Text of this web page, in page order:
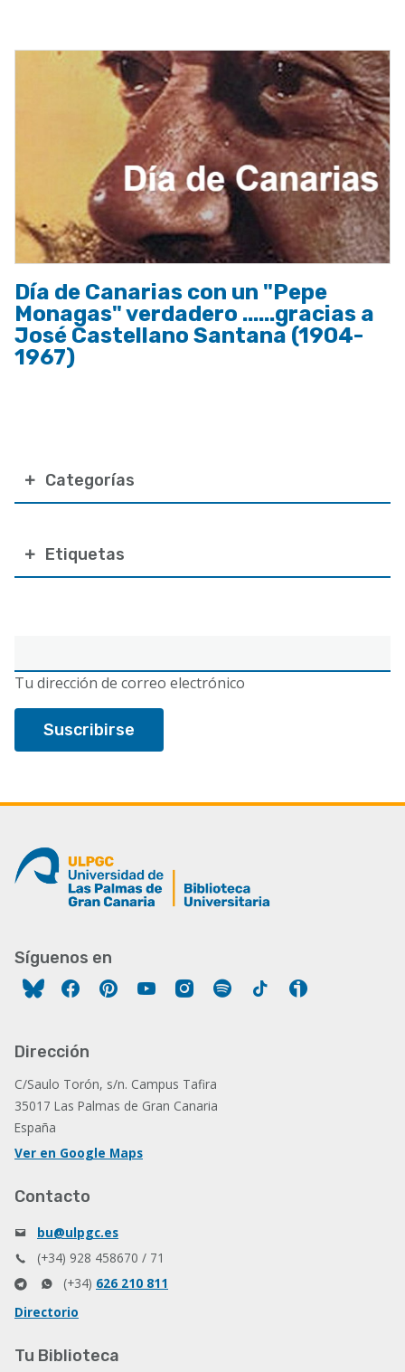
la
navegación
electrónico
Tu dirección de correo electrónico
Categorías
Etiquetas
Día de Canarias con un "Pepe
Monagas" verdadero ......gracias a
José Castellano Santana (1904-
1967)
Síguenos en
FacebookPinterestYouTubeInstagram
Spotify Tiktok
Dirección
C/Saulo Torón, s/n. Campus Tafira
35017 Las Palmas de Gran Canaria
España
Ver en Google Maps
Contacto
bu@ulpgc.es
(+34) 928 458670 / 71
(+34) 626 210 811
Directorio
Tu Biblioteca